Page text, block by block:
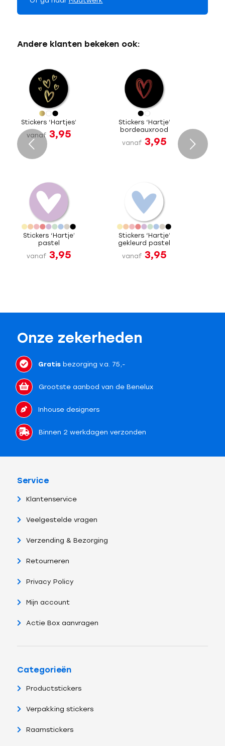
Andere klanten bekeken ook:
Stickers ‘Hartjes’
vanaf 3,95
Stickers ‘Hartje’
bordeauxrood
vanaf 3,95
Stickers ‘Hartje’
pastel
vanaf 3,95
Stickers ‘Hartje’
gekleurd pastel
vanaf 3,95
Volgende
Onze zekerheden
Gratisbezorging v.a. 75,-
Grootste aanbod van de Benelux
Inhouse designers
Binnen 2 werkdagen verzonden
Service
Klantenservice
Veelgestelde vragen
Verzending & Bezorging
Retourneren
Privacy Policy
Mijn account
Actie Box aanvragen
Categorieën
Productstickers
Verpakking stickers
Raamstickers